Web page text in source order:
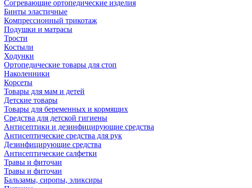
Согревающие ортопедические изделия
Бинты эластичные
Компрессионный трикотаж
Подушки и матрасы
Трости
Костыли
Ходунки
Ортопедические товары для стоп
Наколенники
Корсеты
Товары для мам и детей
Детские товары
Товары для беременных и кормящих
Средства для детской гигиены
Антисептики и дезинфицирующие средства
Антисептические средства для рук
Дезинфицирующие средства
Антисептические салфетки
Травы и фиточаи
Травы и фиточаи
Бальзамы, сиропы, эликсиры